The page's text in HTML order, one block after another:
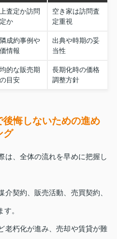
査定か訪問
か
空き家は訪問査
定重視
成約事例や
情報
出典や時期の妥
当性
的な販売期
目安
長期化時の価格
調整方針
悔しないための進め
グ
は、全体の流れを早めに把握し
契約、販売活動、売買契約、
。
老朽化が進み、売却や賃貸が難